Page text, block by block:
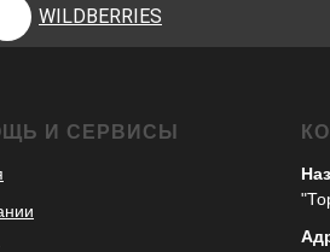
WILDBERRIES
И СЕРВИСЫ